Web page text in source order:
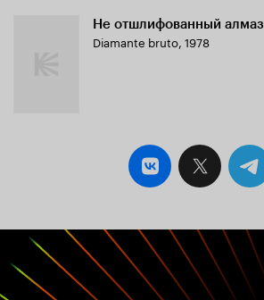
Не отшлифованный алмаз
Diamante bruto, 1978